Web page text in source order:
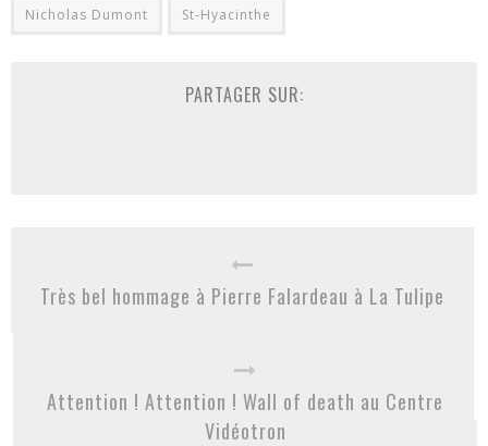
Nicholas Dumont St-Hyacinthe
PARTAGER SUR:
Très bel hommage à Pierre Falardeau à La Tulipe
Attention ! Attention ! Wall of death au Centre
Vidéotron